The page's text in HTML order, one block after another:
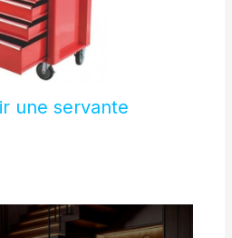
une servante